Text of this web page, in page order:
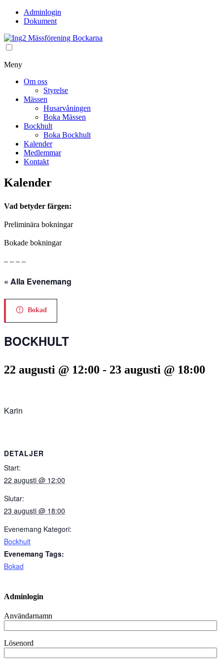
Adminlogin
Dokument
Meny
Om oss
Styrelse
Mässen
Husarvåningen
Boka Mässen
Bockhult
Boka Bockhult
Kalender
Medlemmar
Kontakt
Kalender
Vad betyder färgen:
Preliminära bokningar
Bokade bokningar
– – – –
« Alla Evenemang
Bokad
BOCKHULT
22 augusti @ 12:00 - 23 augusti @ 18:00
Karin
DETALJER
Start:
22 augusti @ 12:00
Slutar:
23 augusti @ 18:00
Evenemang Kategori:
Bockhult
Evenemang Tags:
Bokad
Adminlogin
Användarnamn
Lösenord